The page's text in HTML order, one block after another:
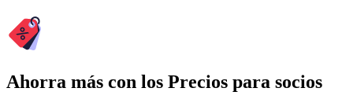
Ahorra más con los Precios para socios